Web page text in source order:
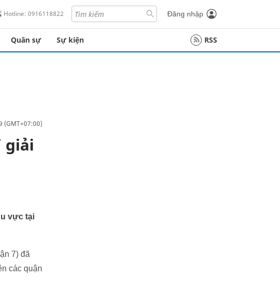
Hotline: 0916118822 Đăng nhập
Quân sự Sự kiện RSS
giải
vực tại
7) đã
các quận